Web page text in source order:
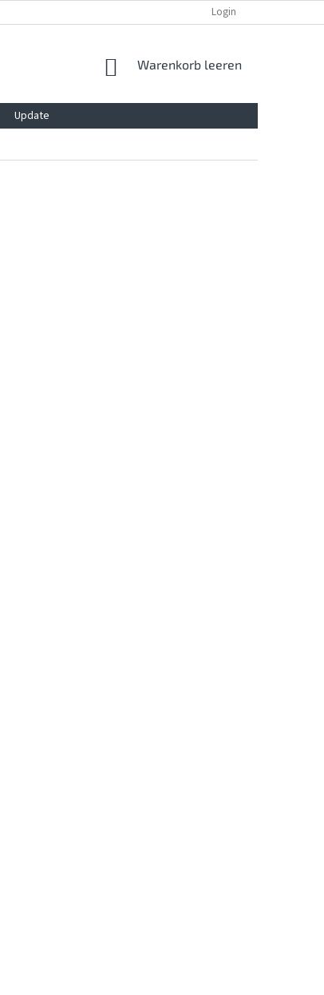
Login
WARENKORB
Warenkorb leeren
Update